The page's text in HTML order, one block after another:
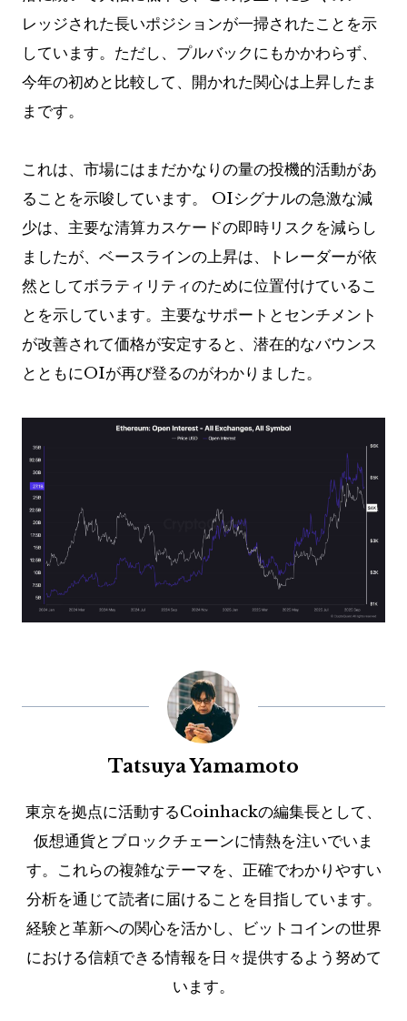
レッジされた長いポジションが一掃されたことを示
しています。ただし、プルバックにもかかわらず、
今年の初めと比較して、開かれた関心は上昇したま
まです。
これは、市場にはまだかなりの量の投機的活動があ
ることを示唆しています。 OIシグナルの急激な減
少は、主要な清算カスケードの即時リスクを減らし
ましたが、ベースラインの上昇は、トレーダーが依
然としてボラティリティのために位置付けているこ
とを示しています。主要なサポートとセンチメント
が改善されて価格が安定すると、潜在的なバウンス
とともにOIが再び登るのがわかりました。
Tatsuya Yamamoto
東京を拠点に活動するCoinhackの編集長として、
仮想通貨とブロックチェーンに情熱を注いでいま
す。これらの複雑なテーマを、正確でわかりやすい
分析を通じて読者に届けることを目指しています。
経験と革新への関心を活かし、ビットコインの世界
における信頼できる情報を日々提供するよう努めて
います。